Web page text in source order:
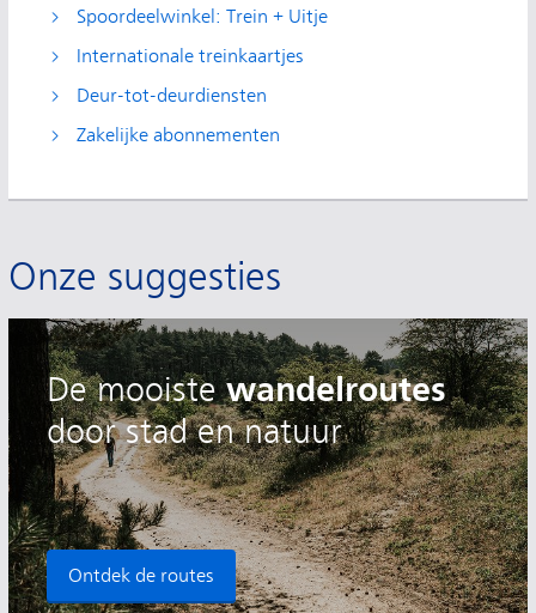
Spoordeelwinkel: Trein + Uitje
Internationale treinkaartjes
Deur-tot-deurdiensten
Zakelijke abonnementen
Onze suggesties
De mooistewandelroutes
door stad en natuur
Ontdek de routes